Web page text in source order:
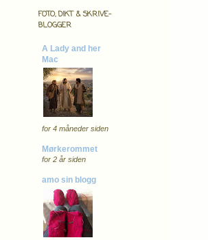
FOTO, DIKT & SKRIVE-
BLOGGER
A Lady and her
Mac
for 4 måneder siden
Mørkerommet
for 2 år siden
amo sin blogg